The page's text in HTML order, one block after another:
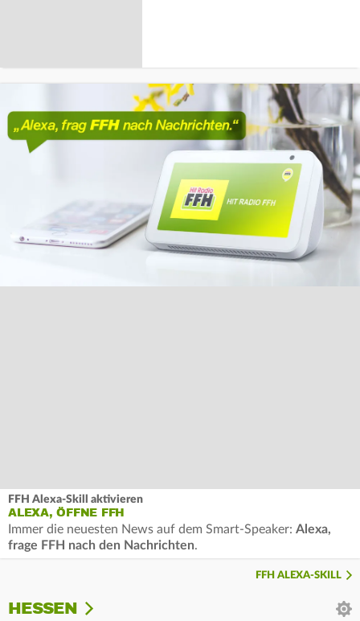
FFH Alexa-Skill aktivieren
ALEXA, ÖFFNE FFH
Immer die neuesten News auf dem Smart-Speaker: Alexa,
frage FFH nach den Nachrichten.
FFH ALEXA-SKILL
HESSEN